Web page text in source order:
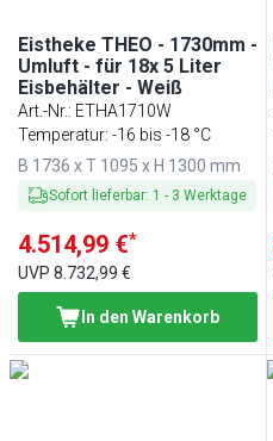
Eistheke THEO - 1730mm -
Umluft - für 18x 5 Liter
Eisbehälter - Weiß
Art.-Nr.: ETHA1710W
Temperatur: -16 bis -18 °C
B 1736 x T 1095 x H 1300 mm
Sofort lieferbar: 1 - 3 Werktage
4.514,99 €*
UVP 8.732,99 €
In den Warenkorb